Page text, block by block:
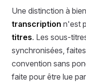
Une distinction à
transcription n'est
titres. Les sous-
synchronisées,
convention sans
faite pour être lue